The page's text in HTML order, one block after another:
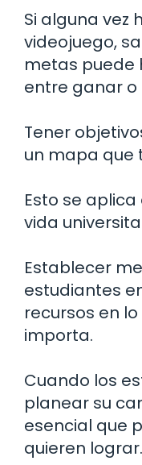
Si alguna vez
videojuego,
metas puede
entre ganar o
Tener
un mapa que
Esto se
vida
Establecer
estudiantes
recursos en
importa.
Cuando los
planear su
esencial que
quieren lograr.